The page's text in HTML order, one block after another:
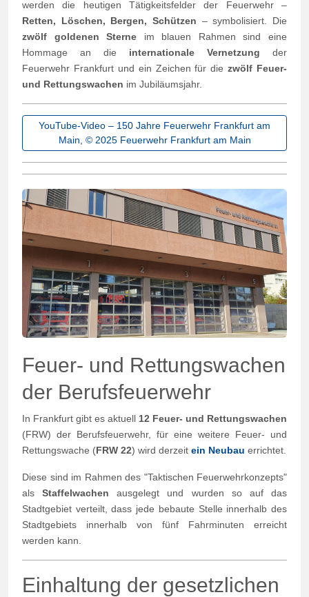
werden die heutigen Tätigkeitsfelder der Feuerwehr –
Retten, Löschen, Bergen, Schützen – symbolisiert. Die
zwölf goldenen Sterne im blauen Rahmen sind eine
Hommage an die internationale Vernetzung der
Feuerwehr Frankfurt und ein Zeichen für diezwölf Feuer-
und Rettungswachen im Jubiläumsjahr.
YouTube-Video – 150 Jahre Feuerwehr Frankfurt am
Main, © 2025 Feuerwehr Frankfurt am Main
Feuer- und Rettungswachen
der Berufsfeuerwehr
In Frankfurt gibt es aktuell 12 Feuer- und Rettungswachen
(FRW) der Berufsfeuerwehr, für eine weitere Feuer- und
Rettungswache (FRW 22) wird derzeit ein Neubau errichtet.
Diese sind im Rahmen des "Taktischen Feuerwehrkonzepts"
alsStaffelwachen ausgelegt und wurden so auf das
Stadtgebiet verteilt, dass jede bebaute Stelle innerhalb des
Stadtgebiets innerhalb von fünf Fahrminuten erreicht
werden kann.
Einhaltung der gesetzlichen